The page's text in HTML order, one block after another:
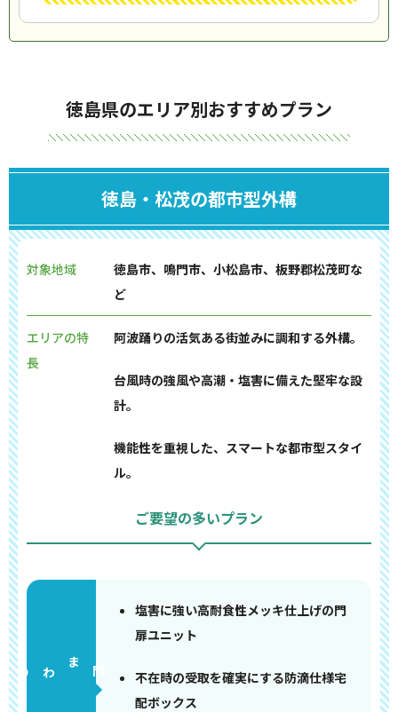
徳島県のエリア別おすすめプラン
徳島・松茂の都市型外構
対象地域
徳島市、鳴門市、小松島市、板野郡松茂町な
ど
エリアの特
長
阿波踊りの活気ある街並みに調和する外構。
台風時の強風や高潮・塩害に備えた堅牢な設
計。
機能性を重視した、スマートな都市型スタイ
ル。
ご要望の多いプラン
門まわり
塩害に強い高耐食性メッキ仕上げの門
扉ユニット
不在時の受取を確実にする防滴仕様宅
配ボックス